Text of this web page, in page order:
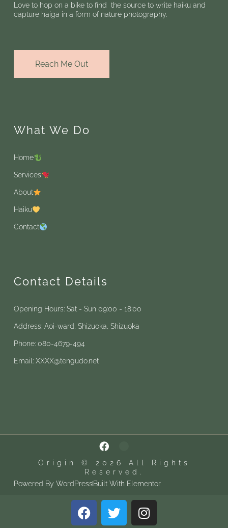
Love to hop on a bike to find the source to write haiku and
capture haiga in a form of nature photography.
Reach Me Out
What We Do
Home
Services
About
Haiku
Contact
Contact Details
Opening Hours: Sat - Sun 09:00 - 18:00
Address: Aoi-ward, Shizuoka, Shizuoka
Phone: 080-4679-494
Email: XXXX@tengudo.net
Origin © 2026 All Rights
Reserved.
Powered By WordPressBuilt With Elementor